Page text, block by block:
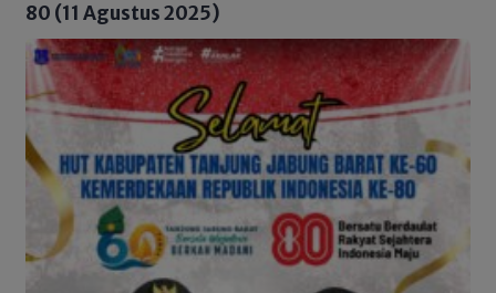
80 (11 Agustus 2025)